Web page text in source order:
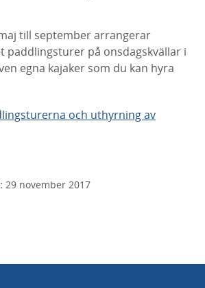
till september arrangerar
paddlingsturer på onsdagskvällar i
egna kajaker som du kan hyra
och uthyrning av
29 november 2017